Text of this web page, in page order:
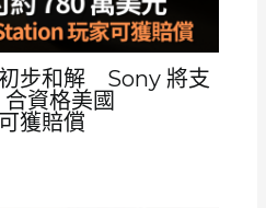
步和解 Sony 將支
資格美國
獲賠償